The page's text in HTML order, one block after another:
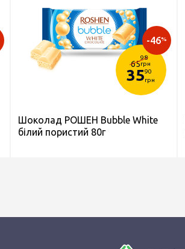
65
98
грн
3590
грн
-46%
Шоколад РОШЕН Bubble White
білий пористий 80г